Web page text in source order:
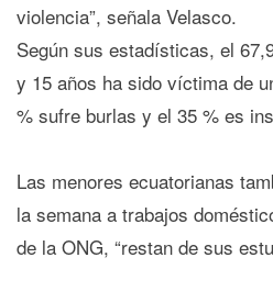
violencia”, señala Velasco.
Según sus estadísticas, el
y 15 años ha sido víctima de
% sufre burlas y el 35 % es
Las menores ecuatorianas
la semana a trabajos
de la ONG, “restan de sus